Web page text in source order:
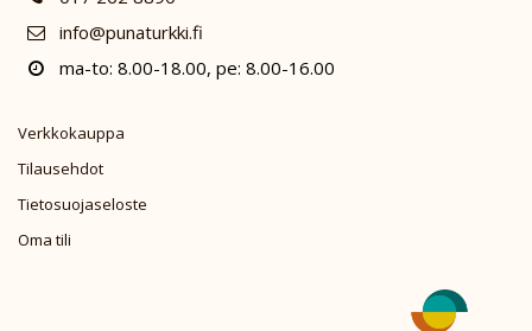
info@punaturkki.fi
ma-to: 8.00-18.00, pe: 8.00-16.00
Verkkokauppa
Tilausehdot
Tietosuojaseloste
Oma tili